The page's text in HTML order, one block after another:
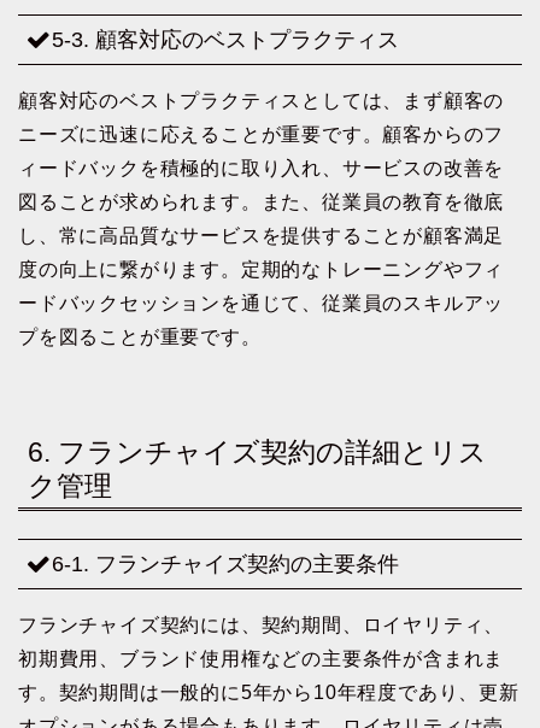
5-3. 顧客対応のベストプラクティス
顧客対応のベストプラクティスとしては、まず顧客の
ニーズに迅速に応えることが重要です。顧客からのフ
ィードバックを積極的に取り入れ、サービスの改善を
図ることが求められます。また、従業員の教育を徹底
し、常に高品質なサービスを提供することが顧客満足
度の向上に繋がります。定期的なトレーニングやフィ
ードバックセッションを通じて、従業員のスキルアッ
プを図ることが重要です。
6. フランチャイズ契約の詳細とリス
ク管理
6-1. フランチャイズ契約の主要条件
フランチャイズ契約には、契約期間、ロイヤリティ、
初期費用、ブランド使用権などの主要条件が含まれま
す。契約期間は一般的に5年から10年程度であり、更新